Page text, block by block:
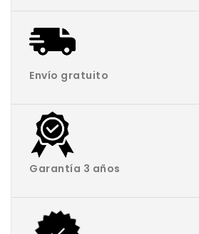
Envío gratuito
Garantía 3 años